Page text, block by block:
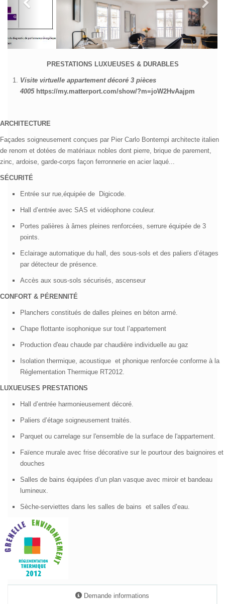
Visite virtuelle appartement décoré 3 pièces
4005https://my.matterport.com/show/?m=joW2HvAajpm
ARCHITECTURE
Façades soigneusement conçues par Pier Carlo Bontempi architecte italien
zinc, ardoise, garde-corps façon ferronnerie en acier laqué...
Entrée sur rue,équipée de
Hall d’entrée avec SAS et vidéophone couleur.
Portes palières à âmes pleines renforcées, serrure équipée de 3
par détecteur de présence.
Accès aux sous-sols sécurisés, ascenseur
CONFORT & PÉRENNITÉ
Réglementation Thermique RT2012.
Paliers d’étage soigneusement traités.
Parquet ou carrelage sur l'ensemble de la surface de l'appartement.
Faïence murale avec frise décorative sur le pourtour des baignoires et
S
alles de bains équipées d’un plan vasque avec miroir et bandeau
lumineux.
Sèche-serviettes dans les salles de bains